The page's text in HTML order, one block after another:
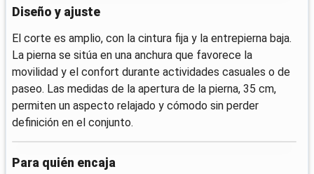
Diseño y ajuste
El corte es amplio, con la cintura fija y la entrepierna baja.
La pierna se sitúa en una anchura que favorece la
movilidad y el confort durante actividades casuales o de
paseo. Las medidas de la apertura de la pierna, 35 cm,
permiten un aspecto relajado y cómodo sin perder
definición en el conjunto.
Para quién encaja